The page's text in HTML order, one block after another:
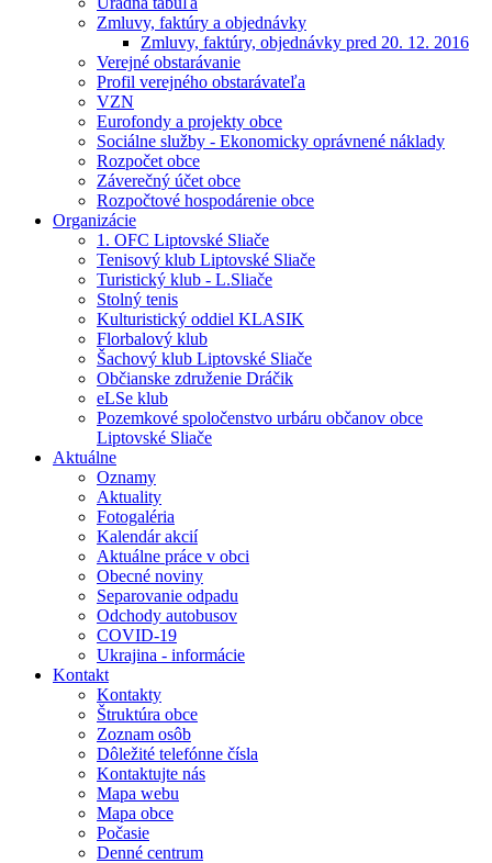
Zmluvy, faktúry a objednávky
Zmluvy, faktúry, objednávky pred 20. 12. 2016
Verejné obstarávanie
Profil verejného obstarávateľa
VZN
Eurofondy a projekty obce
Sociálne služby - Ekonomicky oprávnené náklady
Rozpočet obce
Záverečný účet obce
Rozpočtové hospodárenie obce
Organizácie
1. OFC Liptovské Sliače
Tenisový klub Liptovské Sliače
Turistický klub - L.Sliače
Stolný tenis
Kulturistický oddiel KLASIK
Florbalový klub
Šachový klub Liptovské Sliače
Občianske združenie Dráčik
eLSe klub
Pozemkové spoločenstvo urbáru občanov obce
Liptovské Sliače
Aktuálne
Oznamy
Aktuality
Fotogaléria
Kalendár akcií
Aktuálne práce v obci
Obecné noviny
Separovanie odpadu
Odchody autobusov
COVID-19
Ukrajina - informácie
Kontakt
Kontakty
Štruktúra obce
Zoznam osôb
Dôležité telefónne čísla
Kontaktujte nás
Mapa webu
Mapa obce
Počasie
Denné centrum